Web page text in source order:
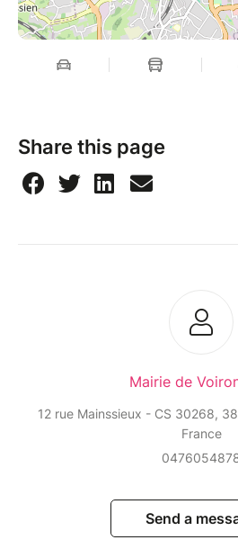
Share this page
Mairie de
12 rue Mainssieux - CS 30268,
France
Send a